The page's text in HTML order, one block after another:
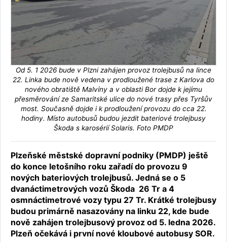
Od 5. 1 2026 bude v Plzni zahájen provoz trolejbusů na lince
22. Linka bude nově vedena v prodloužené trase z Karlova do
nového obratiště Malvíny a v oblasti Bor dojde k jejímu
přesměrování ze Samaritské ulice do nové trasy přes Tyršův
most. Současně dojde i k prodloužení provozu do cca 22.
hodiny. Místo autobusů budou jezdit bateriové trolejbusy
Škoda s karosérií Solaris. Foto PMDP
Plzeňské městské dopravní podniky (PMDP) ještě
do konce letošního roku zařadí do provozu 9
nových bateriových trolejbusů. Jedná se o 5
dvanáctimetrových vozů Škoda 26 Tr a 4
osmnáctimetrové vozy typu 27 Tr. Krátké trolejbusy
budou primárně nasazovány na linku 22, kde bude
nově zahájen trolejbusový provoz od 5. ledna 2026.
Plzeň očekává i první nové kloubové autobusy SOR.